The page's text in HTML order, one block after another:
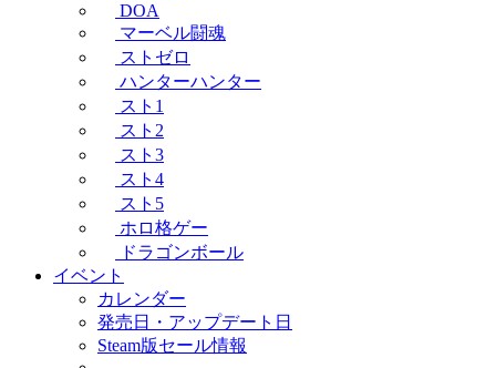
DOA
マーベル闘魂
ストゼロ
ハンターハンター
スト1
スト2
スト3
スト4
スト5
ホロ格ゲー
ドラゴンボール
イベント
カレンダー
発売日・アップデート日
Steam版セール情報